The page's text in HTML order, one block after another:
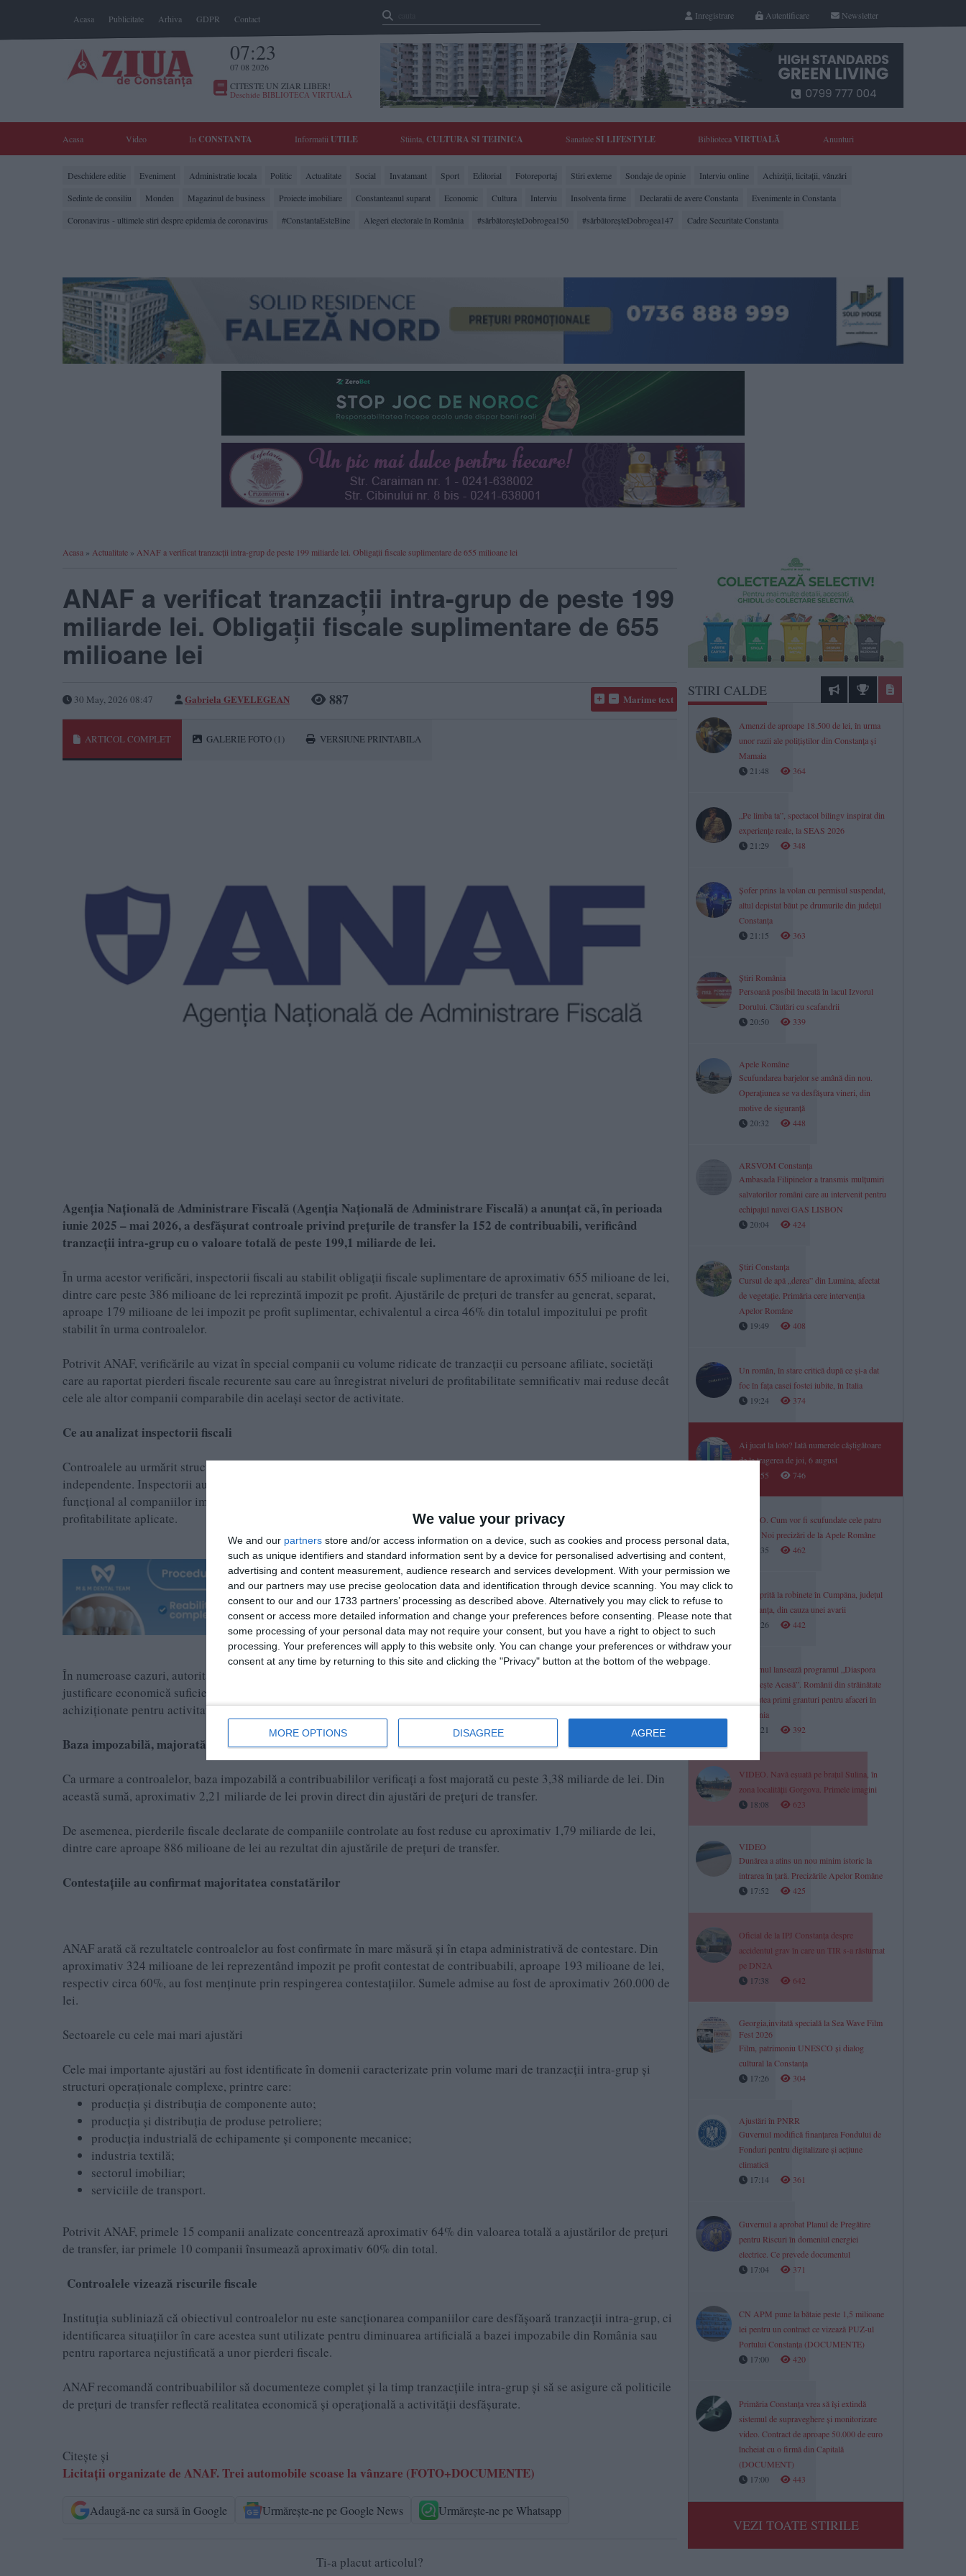
We value your privacy
We and our partners store and/or access information on a device, such as cookies and process personal data,
such as unique identifiers and standard information sent by a device for personalised advertising and content,
advertising and content measurement, audience research and services development. With your permission we
and our partners may use precise geolocation data and identification through device scanning. You may click to
consent to our and our 1733 partners’ processing as described above. Alternatively you may click to refuse to
consent or access more detailed information and change your preferences before consenting.
Please note that
some processing of your personal data may not require your consent, but you have a right to object to such
processing. Your preferences will apply to this website only. You can change your preferences or withdraw your
consent at any time by returning to this site and clicking the "Privacy" button at the bottom of the webpage.
MORE OPTIONS DISAGREE AGREE
Acasa Publicitate Arhiva GDPR Contact Newsletter
Autentificare
Inregistrare
07:23
07 08 2026
CITESTE UN ZIAR LIBER!
Deschide BIBLIOTECA VIRTUALĂ
Acasa Video In CONSTANTA Informatii UTILE Stiinta, CULTURA SI TEHNICA SanatateSI LIFESTYLE BibliotecaVIRTUALĂ Anunturi
Deschidere editie Eveniment Administratie locala Politic Actualitate Social Invatamant Sport Editorial Fotoreportaj Stiri externe Sondaje de opinie Interviu online
Achiziții, licitații, vânzări
Sedinte de consiliu
Monden Magazinul de business Proiecte imobiliare Constanteanul suparat Economic Cultura Interviu Insolventa firme Declaratii de avere Constanta
Evenimente in Constanta
Coronavirus - ultimele stiri despre epidemia de coronavirus
#ConstantaEsteBine Alegeri electorale în România #sărbătoreşteDobrogea150 #sărbătoreşteDobrogea147 Cadre Securitate Constanta
Acasa » Actualitate » ANAF a verificat tranzacții intra-grup de peste 199 miliarde lei. Obligații fiscale suplimentare de 655 milioane lei
ANAF a verificat tranzacții intra-grup de peste 199
miliarde lei. Obligații fiscale suplimentare de 655
milioane lei
30 May, 2026 08:47 Gabriela GEVELEGEAN 887 Marime text
ARTICOL COMPLET GALERIE FOTO (1) VERSIUNE PRINTABILA
Agenția Națională de Administrare Fiscală (Agenția Națională de Administrare Fiscală) a anunțat că, în perioada
iunie 2025 – mai 2026, a desfășurat controale privind prețurile de transfer la 152 de contribuabili, verificând
tranzacții intra-grup cu o valoare totală de peste 199,1 miliarde de lei.
În urma acestor verificări, inspectorii fiscali au stabilit obligații fiscale suplimentare de aproximativ 655 milioane de lei,
dintre care peste 386 milioane de lei reprezintă impozit pe profit. Ajustările de prețuri de transfer au generat, separat,
aproape 179 milioane de lei impozit pe profit suplimentar, echivalentul a circa 46% din totalul impozitului pe profit
stabilit în urma controalelor.
Potrivit ANAF, verificările au vizat în special companii cu volume ridicate de tranzacții cu persoane afiliate, societăți
care au raportat pierderi fiscale recurente sau care au înregistrat niveluri de profitabilitate semnificativ mai reduse decât
cele ale altor companii comparabile din același sector de activitate.
Ce au analizat inspectorii fiscali
Controalele au urmărit structura, valoarea și natura tranzacțiilor realizate atât cu persoane afiliate, cât și cu entități
independente. Inspectorii au verificat justificarea economică a tranzacțiilor, documentarea serviciilor intra-grup, profilul
funcțional al companiilor implicate, modul de alocare a funcțiilor, activelor și riscurilor, precum și nivelul marjelor de
profitabilitate aplicate.
În numeroase cazuri, autoritățile fiscale au identificat costuri semnificative generate de tranzacții intra-grup fără
justificare economică suficientă sau fără documente care să demonstreze beneficiul economic și necesitatea serviciilor
achiziționate pentru activitatea desfășurată în România.
Baza impozabilă, majorată cu peste 3,38 miliarde lei
Ca urmare a controalelor, baza impozabilă a contribuabililor verificați a fost majorată cu peste 3,38 miliarde de lei. Din
această sumă, aproximativ 2,21 miliarde de lei provin direct din ajustări de prețuri de transfer.
De asemenea, pierderile fiscale declarate de companiile controlate au fost reduse cu aproximativ 1,79 miliarde de lei,
dintre care aproape 886 milioane de lei au rezultat din ajustările de prețuri de transfer.
Contestațiile au confirmat majoritatea constatărilor
ANAF arată că rezultatele controalelor au fost confirmate în mare măsură și în etapa administrativă de contestare. Din
aproximativ 324 milioane de lei reprezentând impozit pe profit contestat de contribuabili, aproape 193 milioane de lei,
respectiv circa 60%, au fost menținute prin respingerea contestațiilor. Sumele admise au fost de aproximativ 260.000 de
lei.
Sectoarele cu cele mai mari ajustări
Cele mai importante ajustări au fost identificate în domenii caracterizate prin volume mari de tranzacții intra-grup și
structuri operaționale complexe, printre care:
producția și distribuția de componente auto;
producția și distribuția de produse petroliere;
producția industrială de echipamente și componente mecanice;
industria textilă;
sectorul imobiliar;
serviciile de transport.
Potrivit ANAF, primele 15 companii analizate concentrează aproximativ 64% din valoarea totală a ajustărilor de prețuri
de transfer, iar primele 10 companii însumează aproximativ 60% din total.
Controalele vizează riscurile fiscale
Instituția subliniază că obiectivul controalelor nu este sancționarea companiilor care desfășoară tranzacții intra-grup, ci
identificarea situațiilor în care acestea sunt utilizate pentru diminuarea artificială a bazei impozabile din România sau
pentru raportarea nejustificată a unor pierderi fiscale.
ANAF recomandă contribuabililor să documenteze complet și la timp tranzacțiile intra-grup și să se asigure că politicile
de prețuri de transfer reflectă realitatea economică și operațională a activității desfășurate.
Citește și
Licitații organizate de ANAF. Trei automobile scoase la vânzare (FOTO+DOCUMENTE)
Adaugă-ne ca sursă în Google Urmărește-ne pe Google News Urmărește-ne pe Whatsapp
Ti-a placut articolul?
STIRI CALDE
Amenzi de aproape 18.500 de lei, în urma
unor razii ale polițiștilor din Constanța și
Mamaia
21:48
364
„Pe limba ta”, spectacol bilingv inspirat din
experiențe reale, la SEAS 2026
21:29
348
Șofer prins la volan cu permisul suspendat,
altul depistat băut pe drumurile din județul
Constanța
21:15
363
Știri România
Persoană posibil înecată în lacul Izvorul
Dorului. Căutări cu scafandrii
20:50
339
Apele Române
Scufundarea barjelor se amână din nou.
Operațiunea se va desfășura vineri, din
motive de siguranță
20:32
448
ARSVOM Constanța
Ambasada Filipinelor a transmis mulțumiri
salvatorilor români care au intervenit pentru
echipajul navei GAS LISBON
20:04
424
Știri Constanța
Cursul de apă „derea” din Lumina, afectat
de vegetație. Primăria cere intervenția
Apelor Române
19:49
408
Un român, în stare critică după ce și-a dat
foc în fața casei fostei iubite, în Italia
19:24
374
Ai jucat la loto? Iată numerele câștigătoare
de la tragerea de joi, 6 august
18:55
746
VIDEO. Cum vor fi scufundate cele patru
barje? Noi precizări de la Apele Române
18:35
462
Apă oprită la robinete în Cumpăna, județul
Constanța, din cauza unei avarii
18:26
442
Guvernul lansează programul „Diaspora
Investește Acasă”. Românii din străinătate
vor putea primi granturi pentru afaceri în
România
18:21
392
VIDEO. Navă eșuată pe brațul Sulina, în
zona localității Gorgova. Primele imagini
18:08
623
VIDEO
Dunărea a atins un nou minim istoric la
intrarea în țară. Precizările Apelor Române
17:52
425
Oficial de la IPJ Constanța despre
accidentul grav în care un TIR s-a răsturnat
pe DN2A
17:38
642
Georgia,invitată specială la Sea Wave Film
Fest 2026
Film, patrimoniu UNESCO și dialog
cultural la Constanța
17:26
304
Ajustări în PNRR
Guvernul modifică finanțarea Fondului de
Fonduri pentru digitalizare și acțiune
climatică
17:14
361
Guvernul a aprobat Planul de Pregătire
pentru Riscuri în domeniul energiei
electrice. Ce prevede documentul
17:04
371
CN APM pune la bătaie peste 1,5 milioane
lei pentru un contract ce vizează PUZ-ul
Portului Constanța (DOCUMENTE)
17:00
420
Primăria Constanța vrea să își extindă
sistemul de supraveghere și monitorizare
video. Contract de aproape 50.000 de euro
încheiat cu o firmă din Capitală
(DOCUMENT)
17:00
443
VEZI TOATE STIRILE